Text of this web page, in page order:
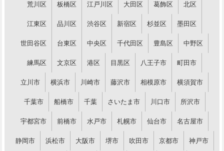
荒川区 板橋区 江戸川区 大田区 葛飾区 北区
江東区 品川区 渋谷区 新宿区 杉並区 墨田区
世田谷区 台東区 中央区 千代田区 豊島区 中野区
練馬区 文京区 港区 目黒区 八王子市 町田市
立川市 横浜市 川崎市 藤沢市 相模原市 横須賀市
千葉市 船橋市 千葉 さいたま市 川口市 所沢市
宇都宮市 前橋市 水戸市 札幌市 仙台市 名古屋市
静岡市 浜松市 大阪市 堺市 吹田市 京都市 神戸市